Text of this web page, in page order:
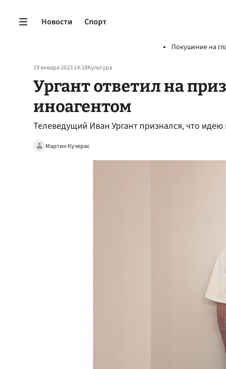
Новости Спорт
Покушение на
19 января 2023 14:18Культура
Ургант ответил на
иноагентом
Телеведущий Иван Ургант признался, что
Мартин Кучерас